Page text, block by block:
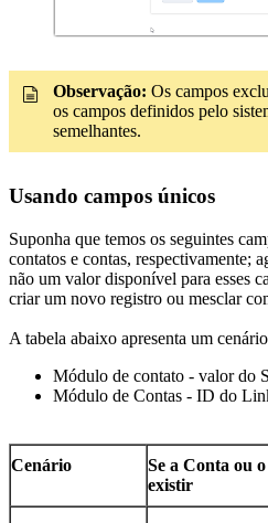
Observação: Os campos
os campos definidos pelo
semelhantes.
Usando campos únicos
Suponha que temos os seguintes
contatos e contas, respectivamente;
não um valor disponível para esses
criar um novo registro ou mesclar
A tabela abaixo apresenta um
Módulo de contato - valor do
Módulo de Contas - ID do
Cenário
Se a Conta ou
existir